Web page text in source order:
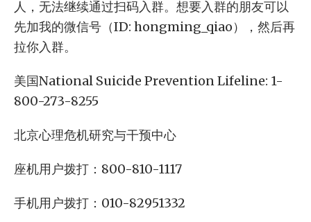
人，无法继续通过扫码入群。想要入群的朋友可以
先加我的微信号（ID: hongming_qiao），然后再
拉你入群。
美国National Suicide Prevention Lifeline: 1-
800-273-8255
北京心理危机研究与干预中心
座机用户拨打：800-810-1117
手机用户拨打：010-82951332